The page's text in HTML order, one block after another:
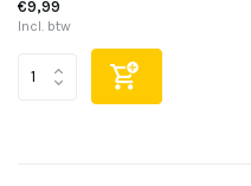
€9,99
Incl. btw